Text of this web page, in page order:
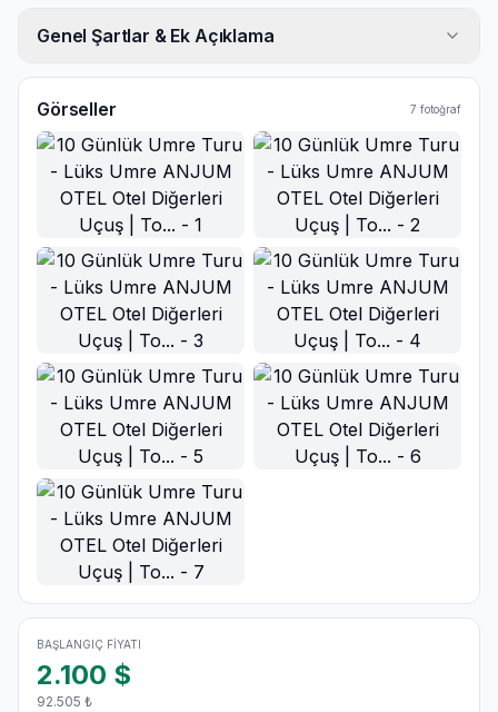
Genel Şartlar & Ek Açıklama
Görseller 7 fotoğraf
Ana Görsel
BAŞLANGIÇ FIYATI
2.100 $
92.505 ₺